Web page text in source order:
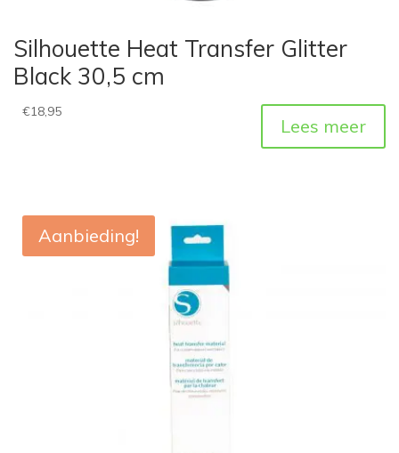
Silhouette Heat Transfer Glitter
Black 30,5 cm
€18,95
Lees meer
Aanbieding!